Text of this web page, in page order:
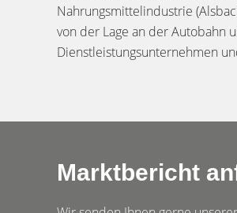
Nahrungsmittelindustrie
von der Lage an der Autobahn
Dienstleistungsunternehmen
Marktbericht